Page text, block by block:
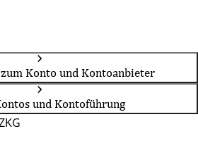
Konto und Kontoanbieter
und Kontoführung